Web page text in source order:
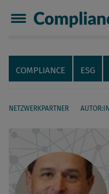
Servicenavigation
Navigation
COMPLIANCE ESG
NETZWERKPARTNER